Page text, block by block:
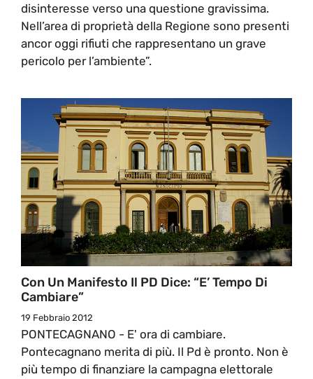
disinteresse verso una questione gravissima.
Nell’area di proprietà della Regione sono presenti
ancor oggi rifiuti che rappresentano un grave
pericolo per l’ambiente”.
Con Un Manifesto Il PD Dice: “E’ Tempo Di
Cambiare”
19 Febbraio 2012
PONTECAGNANO - E' ora di cambiare.
Pontecagnano merita di più. Il Pd è pronto. Non è
più tempo di finanziare la campagna elettorale